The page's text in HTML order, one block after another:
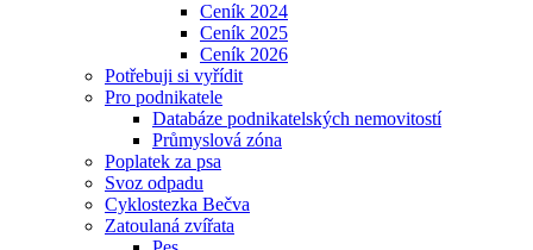
Ceník 2024
Ceník 2025
Ceník 2026
Potřebuji si vyřídit
Pro podnikatele
Databáze podnikatelských nemovitostí
Průmyslová zóna
Poplatek za psa
Svoz odpadu
Cyklostezka Bečva
Zatoulaná zvířata